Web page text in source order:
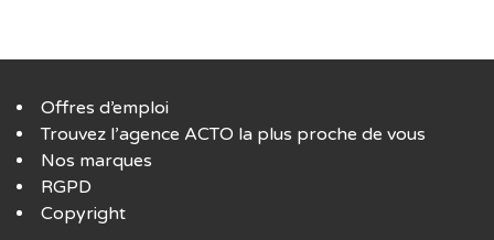
Offres d’emploi
Trouvez l’agence ACTO la plus proche de vous
Nos marques
RGPD
Copyright